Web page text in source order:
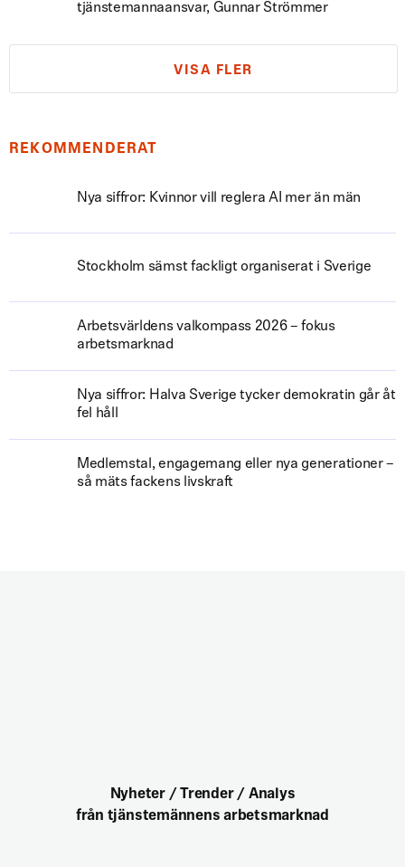
tjänstemannaansvar, Gunnar Strömmer
VISA FLER
REKOMMENDERAT
Nya siffror: Kvinnor vill reglera AI mer än män
Stockholm sämst fackligt organiserat i Sverige
Arbetsvärldens valkompass 2026 – fokus
arbetsmarknad
Nya siffror: Halva Sverige tycker demokratin går åt
fel håll
Medlemstal, engagemang eller nya generationer –
så mäts fackens livskraft
Nyheter / Trender / Analys
från tjänstemännens arbetsmarknad